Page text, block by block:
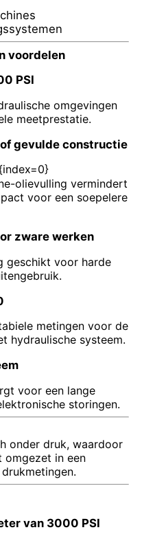
voordelen
PSI
omgevingen
meetprestatie.
gevulde constructie
olievulling vermindert
voor een soepelere
zware werken
geschikt voor harde
metingen voor de
hydraulische systeem.
voor een lange
storingen.
onder druk, waardoor
omgezet in een
van 3000 PSI